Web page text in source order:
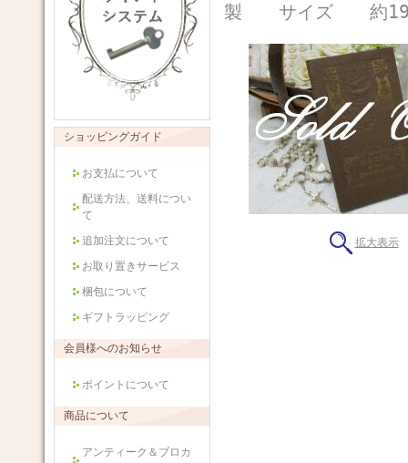
ショッピングガイド
お支払について
配送方法、送料につい
て
追加注文について
お取り置きサービス
梱包について
ギフトラッピング
会員様へのお知らせ
ポイントについて
商品について
アンティーク＆ブロカ
製 サイズ 約
拡大表示